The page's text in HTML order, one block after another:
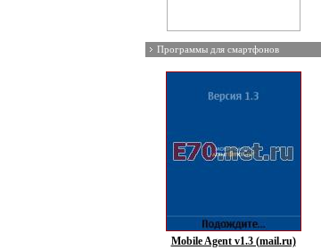
Программы для смартфонов
Mobile Agent v1.3 (mail.ru)